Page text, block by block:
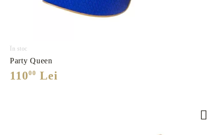
În stoc
Party Queen
11000 Lei